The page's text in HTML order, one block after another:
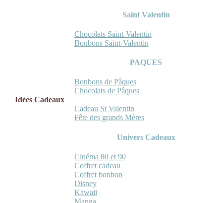
Saint Valentin
Chocolats Saint-Valentin
Bonbons Saint-Valentin
PAQUES
Bonbons de Pâques
Chocolats de Pâques
Idées Cadeaux
Cadeau St Valentin
Fête des grands Mères
Univers Cadeaux
Cinéma 80 et 90
Coffret cadeau
Coffret bonbon
Disney
Kawaii
Manga